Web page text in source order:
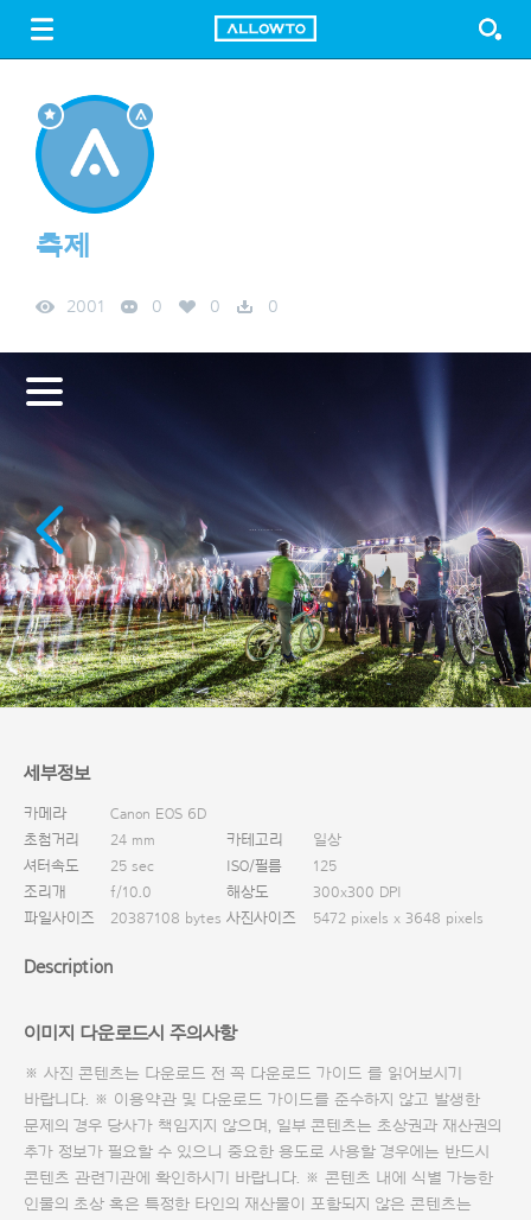
FREE DOWNLOAD
축제
2001 0 0 0
세부정보
카메라
Canon EOS 6D
초첨거리
24 mm 카테고리
일상
셔터속도
25 sec ISO/필름
125
조리개
f/10.0 해상도
300x300 DPI
파일사이즈
20387108 bytes 사진사이즈 5472 pixels x 3648 pixels
Description
이미지 다운로드시 주의사항
※ 사진 콘텐츠는 다운로드 전 꼭 다운로드 가이드 를 읽어보시기
바랍니다. ※ 이용약관 및 다운로드 가이드를 준수하지 않고 발생한
문제의 경우 당사가 책임지지 않으며, 일부 콘텐츠는 초상권과 재산권의
추가 정보가 필요할 수 있으니 중요한 용도로 사용할 경우에는 반드시
콘텐츠 관련기관에 확인하시기 바랍니다. ※ 콘텐츠 내에 식별 가능한
인물의 초상 혹은 특정한 타인의 재산물이 포함되지 않은 콘텐츠는